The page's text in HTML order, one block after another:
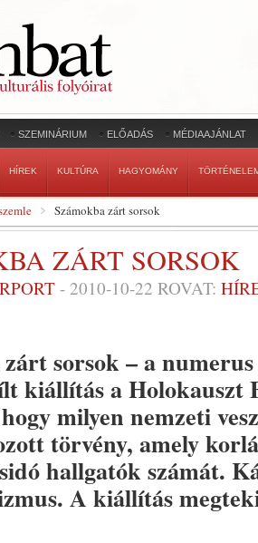
SZEMINÁRIUM ELŐADÁS MÉDIAAJÁNLAT
HÍREK KULTÚRA HAGYOMÁNY
Számokba zárt sorsok
ZÁRT SORSOK
- 2010-10-22 ROVAT:
sorsok – a
kiállítás a Holokauszt
milyen nemzeti
törvény, amely
hallgatók számát.
A kiállítás